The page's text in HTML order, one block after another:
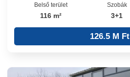
Belső terület
116 m²
Szobák
3+1
126.5 M Ft